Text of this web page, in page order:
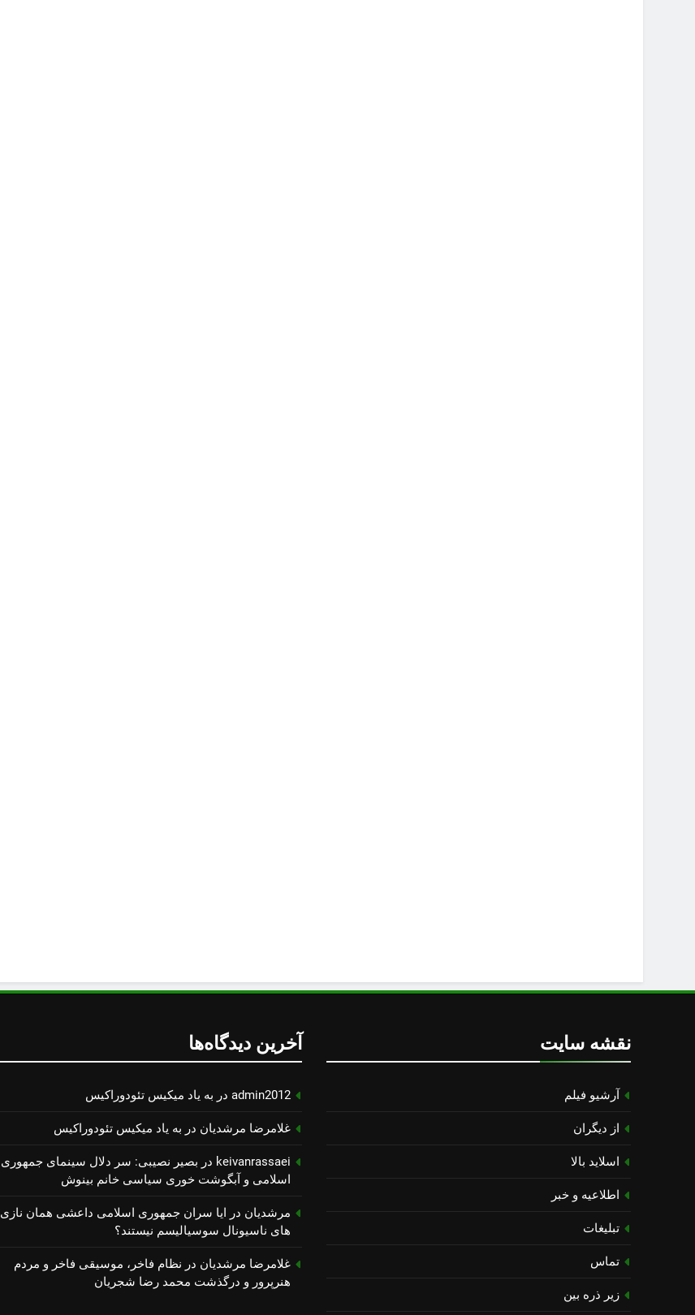
نقشه سایت
آرشیو فیلم
از دیگران
اسلاید بالا
اطلاعیه و خبر
تبلیغات
تماس
زیر ذره بین
آخرین دیدگاه‌ها
admin2012 در به یاد میكیس تئودوراكیس
غلامرضا مرشدیان در به یاد میكیس تئودوراكیس
keivanrassaei در بصیر نصیبی: سر دلال سینمای جمهوری
اسلامی و آبگوشت خوری سیاسی خانم بینوش
مرشدیان در ایا سران جمهوری اسلامی داعشی همان نازی
های ناسیونال سوسیالیسم نیستند؟
غلامرضا مرشدیان در نظام فاخر، موسیقی فاخر و مردم
هنرپرور و درگذشت محمد رضا شجریان